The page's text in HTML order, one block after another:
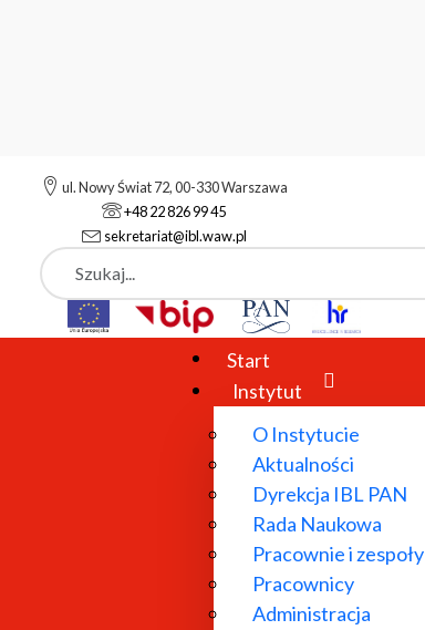
ul. Nowy Świat 72, 00-330 Warszawa
+48 22 826 99 45
sekretariat@ibl.waw.pl
Szukaj
Start
Instytut
O Instytucie
Aktualności
Dyrekcja IBL PAN
Rada Naukowa
Pracownie i zespoły
Pracownicy
Administracja
PAN został powołany w